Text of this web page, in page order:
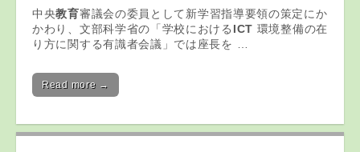
中央教育審議会の委員として新学習指導要領の策定にか
かわり、文部科学省の「学校における ICT 環境整備の在
り方に関する有識者会議」では座長を …
Read more →